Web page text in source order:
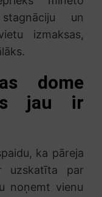
un
izmaksas,
dome
jau ir
ka pāreja
uzskatīta par
noņemt vienu